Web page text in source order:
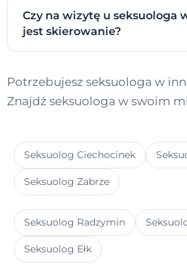
Czy na wizytę u seksuologa
jest skierowanie?
Potrzebujesz seksuologa w
Znajdź seksuologa w swoim
Seksuolog Ciechocinek
Seksuolog Zabrze
Seksuolog Radzymin
Seksuolog Ełk